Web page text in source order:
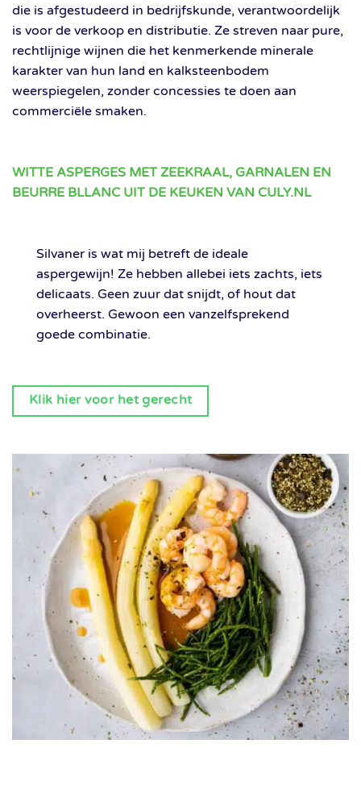
die is afgestudeerd in bedrijfskunde, verantwoordelijk
is voor de verkoop en distributie. Ze streven naar pure,
rechtlijnige wijnen die het kenmerkende minerale
karakter van hun land en kalksteenbodem
weerspiegelen, zonder concessies te doen aan
commerciële smaken.
WITTE ASPERGES MET ZEEKRAAL, GARNALEN EN
BEURRE BLLANC UIT DE KEUKEN VAN CULY.NL
Silvaner is wat mij betreft de ideale
aspergewijn! Ze hebben allebei iets zachts, iets
delicaats. Geen zuur dat snijdt, of hout dat
overheerst. Gewoon een vanzelfsprekend
goede combinatie.
Klik hier voor het gerecht